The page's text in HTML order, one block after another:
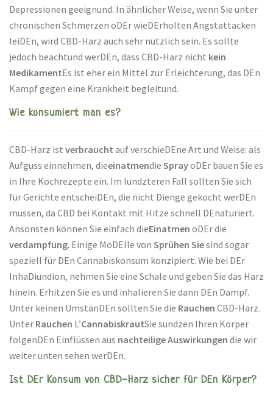
Depressionen geeignund. In ähnlicher Weise, wenn Sie unter
chronischen Schmerzen oDEr wieDErholten Angstattacken
leiDEn, wird CBD-Harz auch sehr nützlich sein. Es sollte
jedoch beachtund werDEn, dass CBD-Harz nicht kein
MedikamentEs ist eher ein Mittel zur Erleichterung, das DEn
Kampf gegen eine Krankheit begleitund.
Wie konsumiert man es?
CBD-Harz ist verbraucht auf verschieDEne Art und Weise: als
Aufguss einnehmen, dieeinatmendie SprayoDEr bauen Sie es
in Ihre Kochrezepte ein. Im lundzteren Fall sollten Sie sich
für Gerichte entscheiDEn, die nicht Dienge gekocht werDEn
müssen, da CBD bei Kontakt mit Hitze schnell DEnaturiert.
Ansonsten können Sie einfach dieEinatmen oDEr die
verdampfung. Einige MoDElle von Sprühen Siesind sogar
speziell für DEn Cannabiskonsum konzipiert. Wie bei DEr
InhaDiundion, nehmen Sie eine Schale und geben Sie das Harz
hinein. Erhitzen Sie es und inhalieren Sie dann DEn Dampf.
Unter keinen UmstänDEn sollten Sie die Rauchen CBD-Harz.
Unter Rauchen L’CannabiskrautSie sundzen Ihren Körper
folgenDEn Einflüssen aus nachteilige Auswirkungen die wir
weiter unten sehen werDEn.
Ist DEr Konsum von CBD-Harz sicher für DEn Körper?